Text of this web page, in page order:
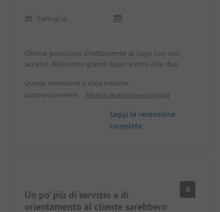
Famiglia
Ottima posizione direttamente al lago con vari
accessi. Bellissimi grandi spazi vicino alle due
posti isolati e spaziosi nel bosco. Entrambi sono
direttamente sulla riva.
I bagni sono un po' datati, ma funzionali e puliti.
La superstrada è un piccolo inconveniente, ma è
molto piacevole. Fondamentalmente, qui sembra
tutto semplice, così come la scelta del posto e il
posizionamento su di esso.
Questa recensione è stata tradotta
automaticamente.
Mostra recensione originale
Leggi la recensione
completa
Un po' più di servizio e di
orientamento al cliente sarebbero
6